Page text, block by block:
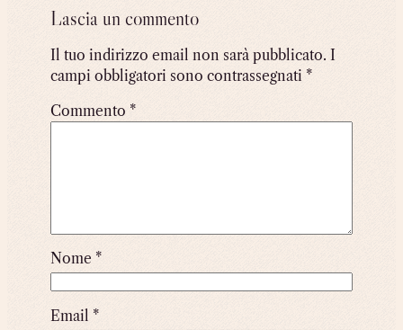
Lascia un commento
Il tuo indirizzo email non sarà pubblicato. I
campi obbligatori sono contrassegnati *
Commento *
Nome *
Email *